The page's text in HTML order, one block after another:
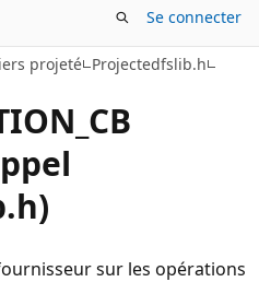
Se connecter
projeté Projectedfslib.h
sur les opérations